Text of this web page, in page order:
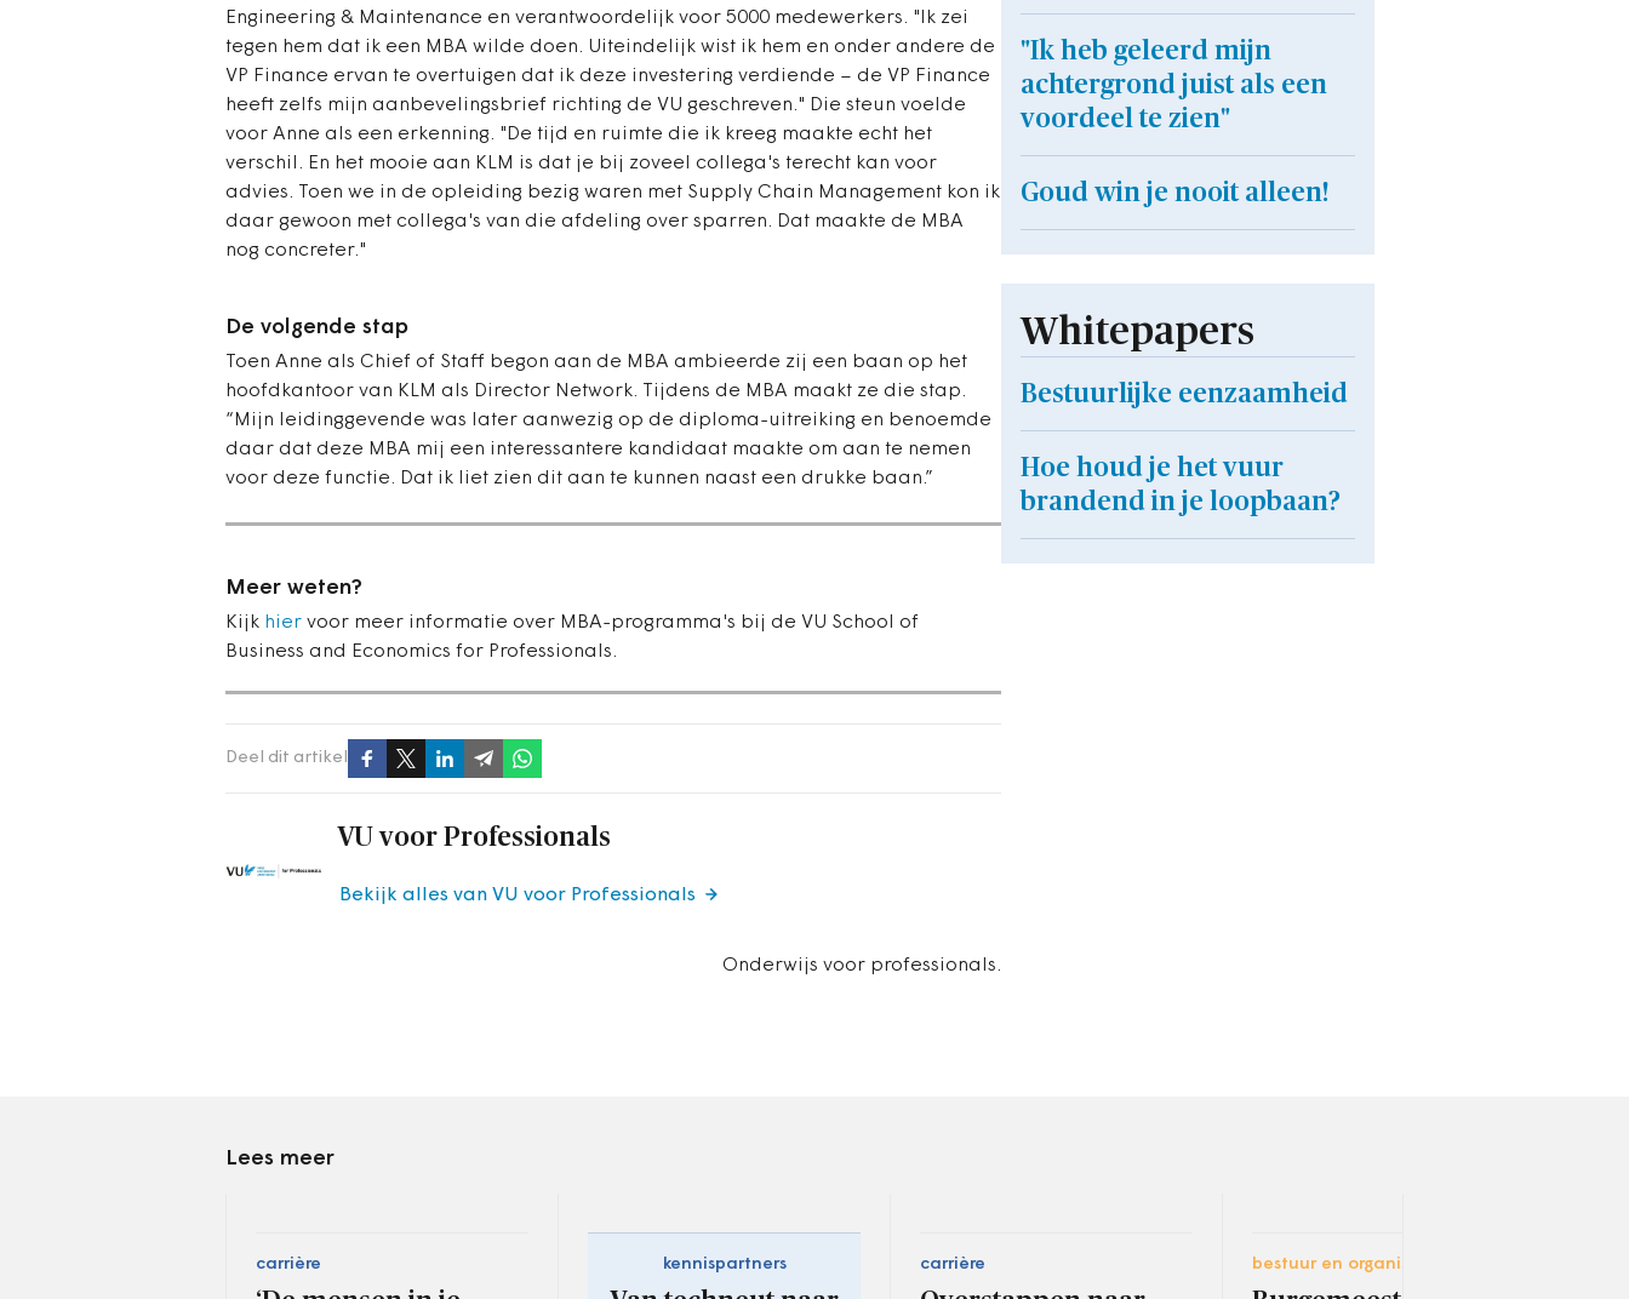
Engineering & Maintenance en verantwoordelijk voor 5000 medewerkers. "Ik zei
tegen hem dat ik een MBA wilde doen. Uiteindelijk wist ik hem en onder andere de
VP Finance ervan te overtuigen dat ik deze investering verdiende – de VP Finance
heeft zelfs mijn aanbevelingsbrief richting de VU geschreven." Die steun voelde
voor Anne als een erkenning. "De tijd en ruimte die ik kreeg maakte echt het
verschil. En het mooie aan KLM is dat je bij zoveel collega's terecht kan voor
advies. Toen we in de opleiding bezig waren met Supply Chain Management kon ik
daar gewoon met collega's van die afdeling over sparren. Dat maakte de MBA
nog concreter."
De volgende stap
Toen Anne als Chief of Staff begon aan de MBA ambieerde zij een baan op het
hoofdkantoor van KLM als Director Network. Tijdens de MBA maakt ze die stap.
“Mijn leidinggevende was later aanwezig op de diploma-uitreiking en benoemde
daar dat deze MBA mij een interessantere kandidaat maakte om aan te nemen
voor deze functie. Dat ik liet zien dit aan te kunnen naast een drukke baan.”
Meer weten?
Kijk hier voor meer informatie over MBA-programma's bij de VU School of
Business and Economics for Professionals.
"Ik heb geleerd mijn
achtergrond juist als een
voordeel te zien"
Goud win je nooit alleen!
Whitepapers
Bestuurlijke eenzaamheid
Hoe houd je het vuur
brandend in je loopbaan?
Deel dit artikel
VU voor Professionals
Onderwijs voor professionals.
Bekijk alles van VU voor Professionals
Lees meer
carrière kennispartners carrière bestuur en organisatie